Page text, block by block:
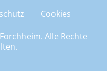
Cookies
Alle Rechte